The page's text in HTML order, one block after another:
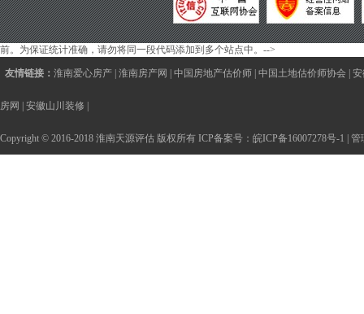
前。为保证统计准确，请勿将同一段代码添加到多个站点中。-->
友情链接： 淮南爱心房产 淮南房产网 中国房地产估价师 中国土地估价师协会
房网 安徽山川装修
Copyright © 2016-2018 淮南天源评估 版权所有 ICP备案号： 皖ICP备16007278号-1 管